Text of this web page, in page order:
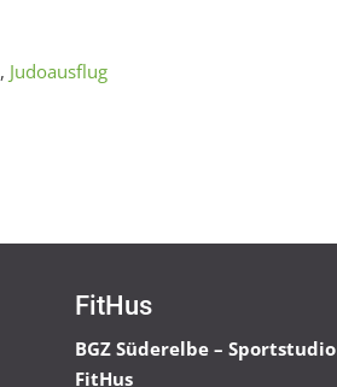
, Judoausflug
FitHus
BGZ Süderelbe – Sportstudio
FitHus